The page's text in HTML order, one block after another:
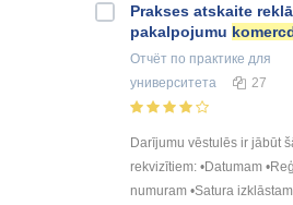
Prakses atskaite
pakalpojumu
Отчёт по практике для
университета
27
Darījumu vēstulēs ir jābūt
rekvizītiem: •Datumam
numuram •Satura